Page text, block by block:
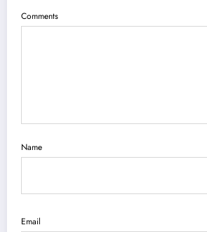
Comments
Name
Email